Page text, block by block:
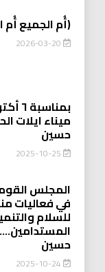
(أُم الجميع أُم
2026-03-20
ميناء ايلات
حسين
2025-10-25
المجلس
في فعاليات
للسلام
حسين
2025-10-24